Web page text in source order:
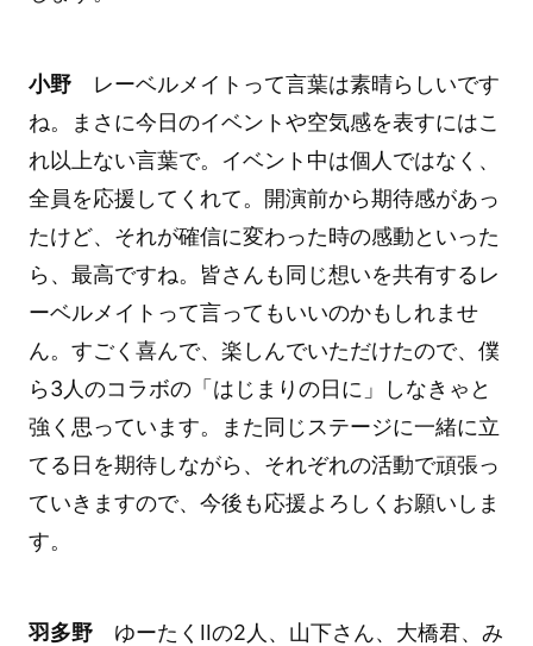
小野レーベルメイトって言葉は素晴らしいです
ね。まさに今日のイベントや空気感を表すにはこ
れ以上ない言葉で。イベント中は個人ではなく、
全員を応援してくれて。開演前から期待感があっ
たけど、それが確信に変わった時の感動といった
ら、最高ですね。皆さんも同じ想いを共有するレ
ーベルメイトって言ってもいいのかもしれませ
ん。すごく喜んで、楽しんでいただけたので、僕
ら3人のコラボの「はじまりの日に」しなきゃと
強く思っています。また同じステージに一緒に立
てる日を期待しながら、それぞれの活動で頑張っ
ていきますので、今後も応援よろしくお願いしま
す。
羽多野ゆーたくIIの2人、山下さん、大橋君、み